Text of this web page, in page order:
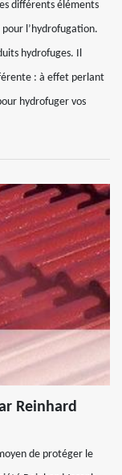
différents éléments
l’hydrofugation.
hydrofuges. Il
: à effet perlant
hydrofuger vos
Reinhard
de protéger le